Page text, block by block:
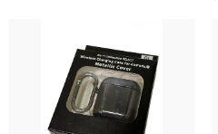
ソフトウェア
ハードウェア
キーボード
その他